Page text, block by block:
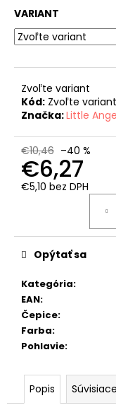
VARIANT
Zvoľte variant
Kód: Zvoľte variant
Značka:Little
€10,46 –40 %
€6,27
€5,10 bez DPH
Kategória:
EAN:
Čepice:
Farba:
Pohlavie:
Opýtať sa
Popis
POLODUPAČKY
ŠMYK
OUTLAST®
-
MELÍR
€16,76